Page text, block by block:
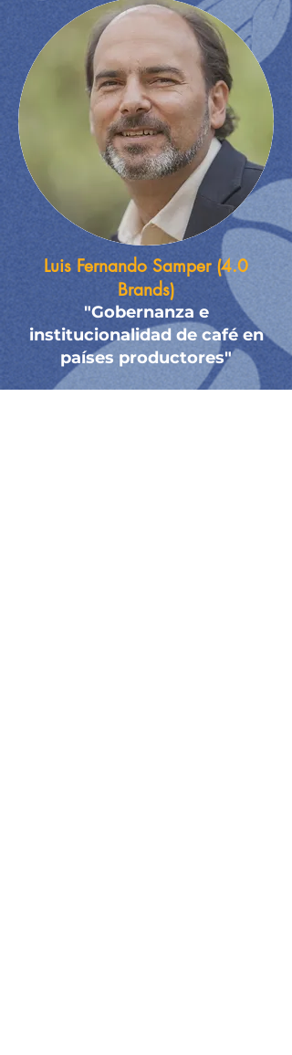
Luis Fernando Samper (4.0
Brands)
"Gobernanza e
institucionalidad de café en
países productores"